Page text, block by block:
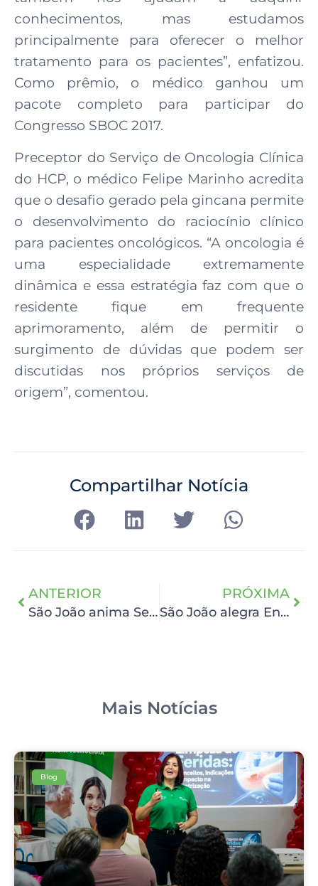
conhecimentos, mas estudamos
principalmente para oferecer o melhor
tratamento para os pacientes”, enfatizou.
Como prêmio, o médico ganhou um
pacote completo para participar do
Congresso SBOC 2017.
Preceptor do Serviço de Oncologia Clínica
do HCP, o médico Felipe Marinho acredita
que o desafio gerado pela gincana permite
o desenvolvimento do raciocínio clínico
para pacientes oncológicos. “A oncologia é
uma especialidade extremamente
dinâmica e essa estratégia faz com que o
residente fique em frequente
aprimoramento, além de permitir o
surgimento de dúvidas que podem ser
discutidas nos próprios serviços de
origem”, comentou.
Compartilhar Notícia
ANTERIOR
São João anima Serviço de Fisioterapia
PRÓXIMA
São João alegra Enfermaria São Lucas
Mais Notícias
Blog